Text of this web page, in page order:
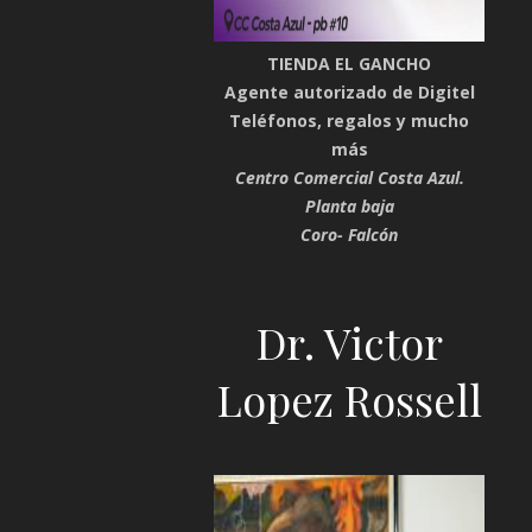
TIENDA EL GANCHO
Agente autorizado de Digitel
Teléfonos, regalos y mucho
más
Centro Comercial Costa Azul.
Planta baja
Coro- Falcón
Dr. Victor
Lopez Rossell